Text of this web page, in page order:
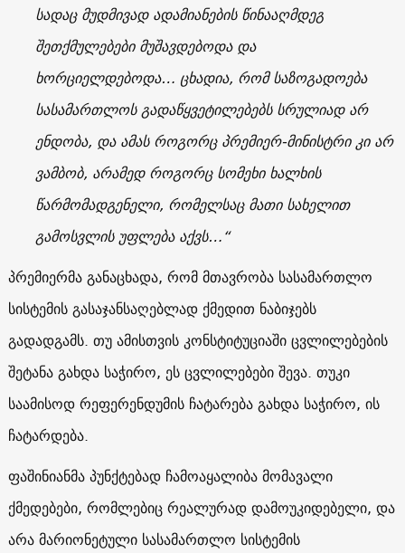
სადაც მუდმივად ადამიანების წინააღმდეგ
შეთქმულებები მუშავდებოდა და
ხორციელდებოდა… ცხადია, რომ საზოგადოება
სასამართლოს გადაწყვეტილებებს სრულიად არ
ენდობა, და ამას როგორც პრემიერ-მინისტრი კი არ
ვამბობ, არამედ როგორც სომეხი ხალხის
წარმომადგენელი, რომელსაც მათი სახელით
გამოსვლის უფლება აქვს…“
პრემიერმა განაცხადა, რომ მთავრობა სასამართლო
სისტემის გასაჯანსაღებლად ქმედით ნაბიჯებს
გადადგამს. თუ ამისთვის კონსტიტუციაში ცვლილებების
შეტანა გახდა საჭირო, ეს ცვლილებები შევა. თუკი
საამისოდ რეფერენდუმის ჩატარება გახდა საჭირო, ის
ჩატარდება.
ფაშინიანმა პუნქტებად ჩამოაყალიბა მომავალი
ქმედებები, რომლებიც რეალურად დამოუკიდებელი, და
არა მარიონეტული სასამართლო სისტემის